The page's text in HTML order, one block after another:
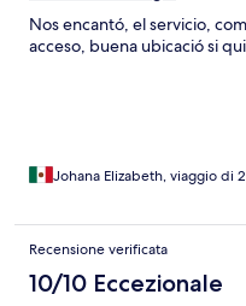
Nos encantó, el servicio,
acceso, buena ubicació si
Johana Elizabeth, viaggio di
Recensione verificata
10/10 Eccezionale